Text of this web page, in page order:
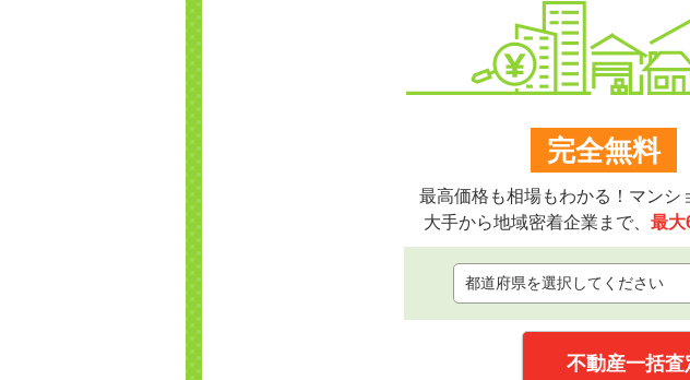
完全無料
最高価格も相場もわかる！マンシ
大手から地域密着企業まで、 最大
不動産一括査